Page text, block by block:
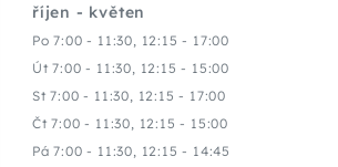
říjen - květen
Po 7:00 - 11:30, 12:15 - 17:00
Út 7:00 - 11:30, 12:15 - 15:00
St 7:00 - 11:30, 12:15 - 17:00
Čt 7:00 - 11:30, 12:15 - 15:00
Pá 7:00 - 11:30, 12:15 - 14:45